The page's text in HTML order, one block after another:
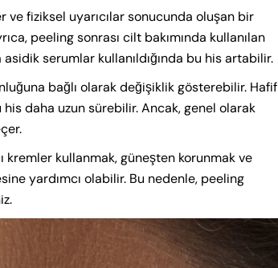
ve fiziksel uyarıcılar sonucunda oluşan bir
peeling sonrası cilt bakımında kullanılan
serumlar kullanıldığında bu his artabilir.
bağlı olarak değişiklik gösterebilir. Hafif
daha uzun sürebilir. Ancak, genel olarak
kremler kullanmak, güneşten korunmak ve
yardımcı olabilir. Bu nedenle, peeling